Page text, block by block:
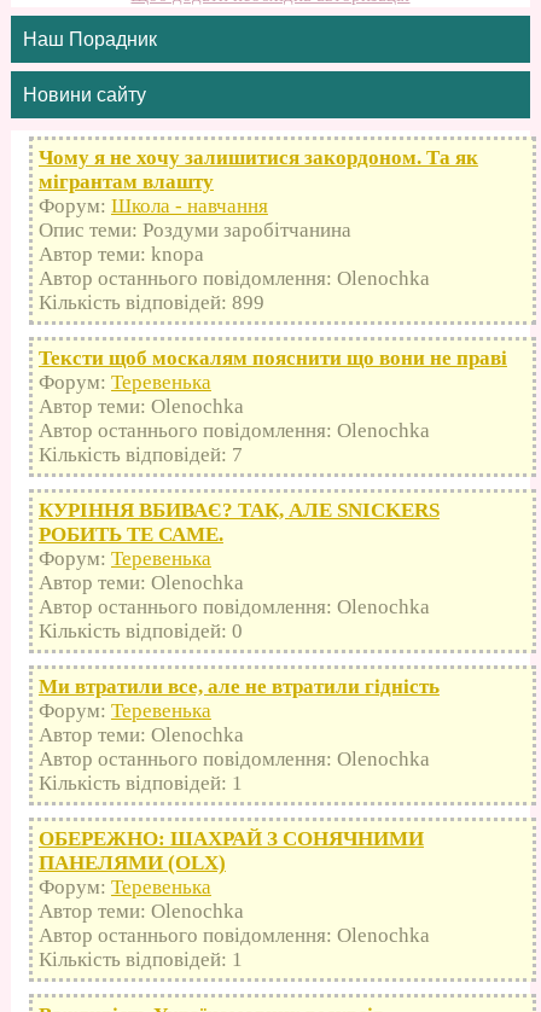
Наш Порадник
Новини сайту
Чому я не хочу залишитися закордоном. Та як
мігрантам влашту
Форум: Школа - навчання
Опис теми: Роздуми заробітчанина
Автор теми: knopa
Автор останнього повідомлення: Olenochka
Кількість відповідей: 899
Тексти щоб москалям пояснити що вони не праві
Форум: Теревенька
Автор теми: Olenochka
Автор останнього повідомлення: Olenochka
Кількість відповідей: 7
КУРІННЯ ВБИВАЄ? ТАК, АЛЕ SNICKERS
РОБИТЬ ТЕ САМЕ.
Форум: Теревенька
Автор теми: Olenochka
Автор останнього повідомлення: Olenochka
Кількість відповідей: 0
Ми втратили все, але не втратили гідність
Форум: Теревенька
Автор теми: Olenochka
Автор останнього повідомлення: Olenochka
Кількість відповідей: 1
ОБЕРЕЖНО: ШАХРАЙ З СОНЯЧНИМИ
ПАНЕЛЯМИ (OLX)
Форум: Теревенька
Автор теми: Olenochka
Автор останнього повідомлення: Olenochka
Кількість відповідей: 1